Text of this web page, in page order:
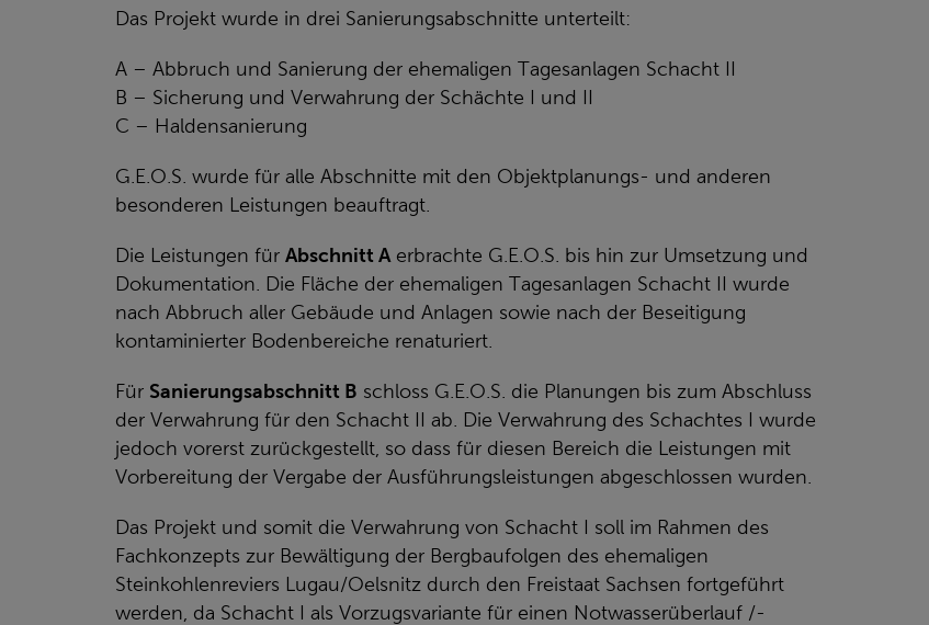
Das Projekt wurde in drei Sanierungsabschnitte unterteilt:
A – Abbruch und Sanierung der ehemaligen Tagesanlagen Schacht II
B – Sicherung und Verwahrung der Schächte I und II
C – Haldensanierung
G.E.O.S. wurde für alle Abschnitte mit den Objektplanungs- und anderen
besonderen Leistungen beauftragt.
Die Leistungen für Abschnitt Aerbrachte G.E.O.S. bis hin zur Umsetzung und
Dokumentation. Die Fläche der ehemaligen Tagesanlagen Schacht II wurde
nach Abbruch aller Gebäude und Anlagen sowie nach der Beseitigung
kontaminierter Bodenbereiche renaturiert.
Für Sanierungsabschnitt B schloss G.E.O.S. die Planungen bis zum Abschluss
der Verwahrung für den Schacht II ab. Die Verwahrung des Schachtes I wurde
jedoch vorerst zurückgestellt, so dass für diesen Bereich die Leistungen mit
Vorbereitung der Vergabe der Ausführungsleistungen abgeschlossen wurden.
Das Projekt und somit die Verwahrung von Schacht I soll im Rahmen des
Fachkonzepts zur Bewältigung der Bergbaufolgen des ehemaligen
Steinkohlenreviers Lugau/Oelsnitz durch den Freistaat Sachsen fortgeführt
werden, da Schacht I als Vorzugsvariante für einen Notwasserüberlauf /-